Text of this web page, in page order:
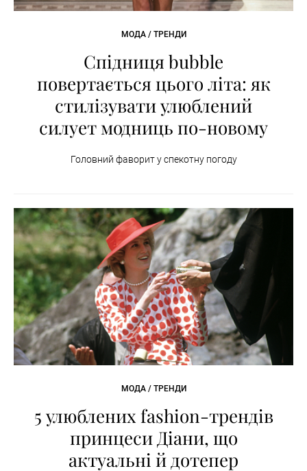
МОДА / ТРЕНДИ
Спідниця bubble
повертається цього літа: як
стилізувати улюблений
силует модниць по-новому
Головний фаворит у спекотну погоду
МОДА / ТРЕНДИ
5 улюблених fashion-трендів
принцеси Діани, що
актуальні й дотепер